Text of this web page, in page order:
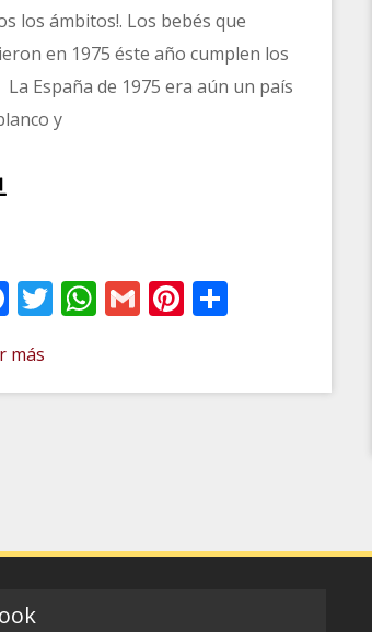
los ámbitos!. Los bebés que
en 1975 éste año cumplen los
La España de 1975 era aún un país
y
Facebook
Twitter
WhatsApp
GmailPinterest
Compartir
más